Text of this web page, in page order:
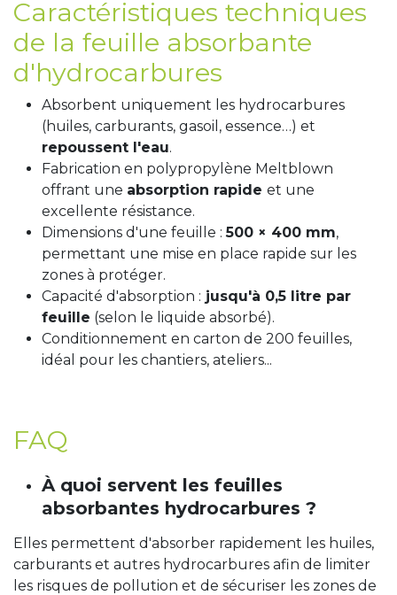
Caractéristiques techniques
de la feuille absorbante
d'hydrocarbures
Absorbent uniquement les hydrocarbures
(huiles, carburants, gasoil, essence…) et
repoussent l'eau.
Fabrication en polypropylène Meltblown
offrant une absorption rapide et une
excellente résistance.
Dimensions d'une feuille :500 × 400 mm,
permettant une mise en place rapide sur les
zones à protéger.
Capacité d'absorption : jusqu'à 0,5 litre par
feuille (selon le liquide absorbé).
Conditionnement en carton de 200 feuilles,
idéal pour les chantiers, ateliers...
FAQ
À quoi servent les feuilles
absorbantes hydrocarbures ?
Elles permettent d'absorber rapidement les huiles,
carburants et autres hydrocarbures afin de limiter
les risques de pollution et de sécuriser les zones de